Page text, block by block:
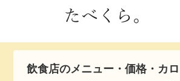
飲食店のメニュー・価格・カ